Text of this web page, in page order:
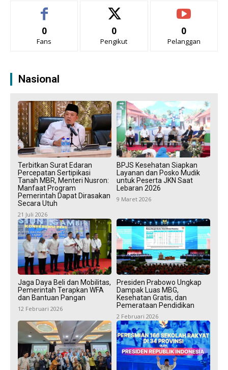
0
Fans
0
Pengikut
0
Pelanggan
Nasional
Terbitkan Surat Edaran
Percepatan Sertipikasi
Tanah MBR, Menteri Nusron:
Manfaat Program
Pemerintah Dapat Dirasakan
Secara Utuh
21 Juli 2026
BPJS Kesehatan Siapkan
Layanan dan Posko Mudik
untuk Peserta JKN Saat
Lebaran 2026
9 Maret 2026
Jaga Daya Beli dan Mobilitas,
Pemerintah Terapkan WFA
dan Bantuan Pangan
12 Februari 2026
Presiden Prabowo Ungkap
Dampak Luas MBG,
Kesehatan Gratis, dan
Pemerataan Pendidikan
2 Februari 2026